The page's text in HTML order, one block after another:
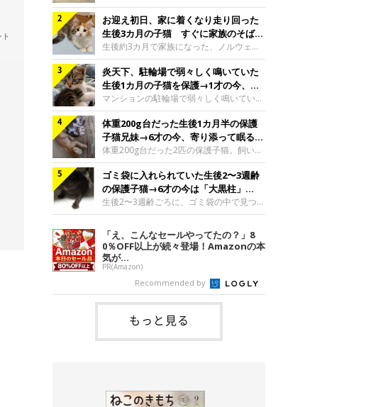
猫。家族に迎えられてから6年、先住猫と
の間には深い絆が育まれていました。保護
当時のティダちゃん。
@muumuu62197189紹介するのは、
X（旧Twitter）ユーザー
@muumuu62197189さんの愛猫・ティダ
ちゃん（取材時6才）の成長記録です。こ
ちらは、生後3カ月ごろのティダちゃん。
飼い主さんが出会ったのは、夜から大雨に
なると予報されていた日の夕方でした。花
壇で動けずにいた子猫保護したばかりのテ
ィダちゃん。@muumuu62197189飼い主
さんは、公園の
お迎え初日、家に着くなり走り回った
生後3カ月の子猫 すぐに家族のそばで
落ち着く姿に「迎えてよかった」
生後約3カ月で家族になった、ノルウェー
ジャンフォレストキャットの子猫。お迎え
翌日には、すでに家でくつろぐ様子を見せ
ていました。お迎え翌日、ベッドでうとう
とするむうちゃんお迎え翌日のむうちゃ
ん。@umimugi0304紹介するのは、
Instagramユーザー@umimugi0304さんの
愛猫・むうちゃん（撮影時、生後約3カ月
／ノルウェージャンフォレストキャッ
ト）。こちらは、お迎え翌日に撮影された
一枚。ゴハンをお腹いっぱい食べたむうち
ゃんは眠くなり、飼い主さん夫婦のベッド
でうとうとし始めたのだとか。飼い主さ
炎天下、駐輪場で弱々しく鳴いていた
生後1カ月の子猫を保護→1才の今、筋
肉質でツンデレなコに成長
マンションの駐輪場で弱々しく鳴いてい
た、生後1カ月ほどの子猫。家族に迎えら
れてから1年、体も行動も大きく成長しま
した。炎天下の駐輪場で鳴いていた小さな
子猫保護当時のモモちゃん。@Kingponzu
紹介するのは、X（旧Twitter）ユーザー
@Kingponzuさんの愛猫・モモちゃん（取
材時1才）の成長記録です。こちらは、モ
モちゃんが生後1カ月ごろに撮影された一
枚。飼い主さんの自宅マンションの駐輪場
です。子猫時代のモモちゃん。
@Kingponzuその日は気温が35℃を
体重200g台だった生後1カ月半の保護
子猫兄妹→6才の今、寄り添って眠る姿
にほっこり！
体重200g台だった2匹の保護子猫。飼い主
さんの家族になってから6年、ともに成長
するなかで、2匹の関係にも少しずつ変化
が見られました。家族になったばかりの小
さな兄妹猫（写真上から）妹猫・てんちゃ
ん、兄猫・ラムくん。@ten_ramu紹介す
@ten_ramuさんの愛猫・ラムくんとてん
ちゃん（ともに取材時6才）の成長記録で
す。この写真は、お迎えして間もない生後
1カ月半ごろの2匹。当時、ラムくんは260
グラム、てんちゃんは209グラムと、どち
らもとても小さな体でした。2匹
ゴミ袋に入れられていた生後2〜3週齢
の保護子猫→6才の今は「大黒柱」
に！ 美しい黒猫に成長した姿にグッ
とくる
生後2〜3週齢ごろに、ゴミ袋の中で見つか
った小さな命。ミルクから育てられたその
子猫は今、家族に欠かせない存在へと成長
しました。ゴミ袋の中で見つかった、ミニ
モグラのような子猫よちよち歩きをしてい
たころの、生後2〜3週齢ごろのドンちゃ
ん。@doddou_1今回紹介するのは、
X（旧Twitter）ユーザー@doddou_1さん
の愛猫・ドンちゃん（取材時、推定6才／
本名：ドミトリー・ドンスコイ）。ドンち
ゃんは、保護猫でした。ドンちゃんが見つ
かったのは、飼い主さんの姉の勤め先の敷
「え、こんなセールやってたの？」8
0％OFF以上が続々登場！Amazonの本
気が...
PR(Amazon)
Recommended by
もっと見る